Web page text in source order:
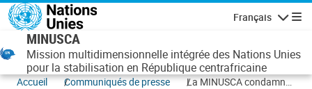
Aller au contenu principal
Français
MINUSCA
Mission multidimensionnelle intégrée des Nations Unies
pour la stabilisation en République centrafricaine
Accueil Communiqués de presse
La MINUSCA condamne